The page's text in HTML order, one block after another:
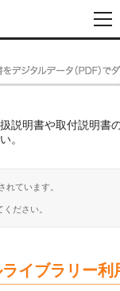
説明書や取付説明書
。
れています。
ださい。
イブラリー利